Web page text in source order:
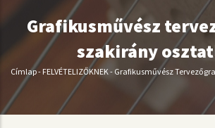
Grafikusművész
szakirány
Morzsa
Címlap- FELVÉTELIZŐKNEK - Grafikusművész